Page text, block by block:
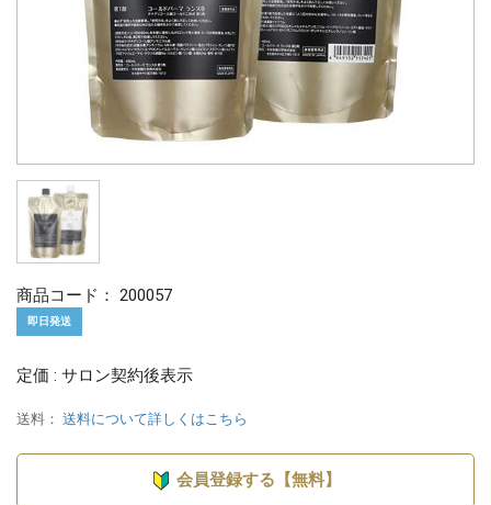
商品コード： 200057
即日発送
定価 : サロン契約後表示
送料： 送料について詳しくはこちら
会員登録する【無料】